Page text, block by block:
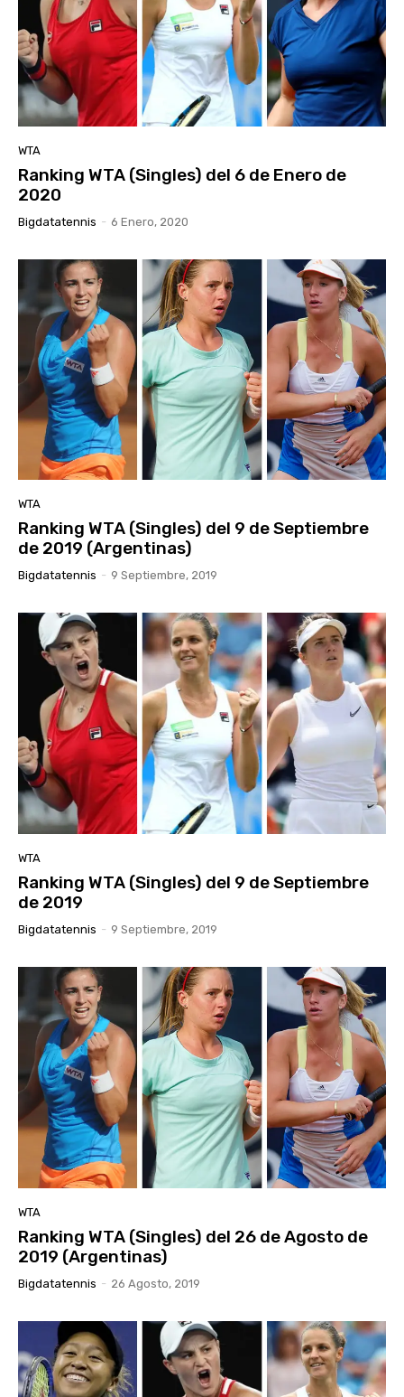
WTA
Ranking WTA (Singles) del 6 de Enero de
2020
Bigdatatennis - 6 Enero, 2020
WTA
Ranking WTA (Singles) del 9 de Septiembre
de 2019 (Argentinas)
Bigdatatennis - 9 Septiembre, 2019
WTA
Ranking WTA (Singles) del 9 de Septiembre
de 2019
Bigdatatennis - 9 Septiembre, 2019
WTA
Ranking WTA (Singles) del 26 de Agosto de
2019 (Argentinas)
Bigdatatennis - 26 Agosto, 2019